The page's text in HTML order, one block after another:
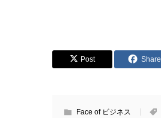
Post Share
Face of ビジネス